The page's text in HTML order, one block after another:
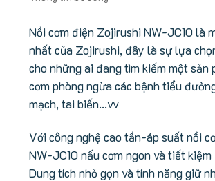
Nồi cơm điện Zojirushi NW-JC10 là
nhất của Zojirushi, đây là sự lựa
cho những ai đang tìm kiếm một sản
cơm phòng ngừa các bệnh tiểu
mạch, tai biến…vv
Với công nghệ cao tần-áp suất nồi
NW-JC10 nấu cơm ngon và tiết kiệm
Dung tích nhỏ gọn và tính năng giữ